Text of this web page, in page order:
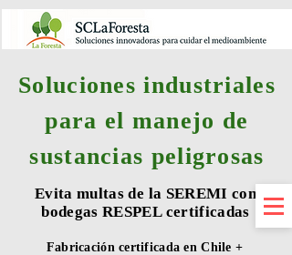
Soluciones industriales
para el manejo de
sustancias peligrosas
Evita multas de la SEREMI con
bodegas RESPEL certificadas
Fabricación certificada en Chile +